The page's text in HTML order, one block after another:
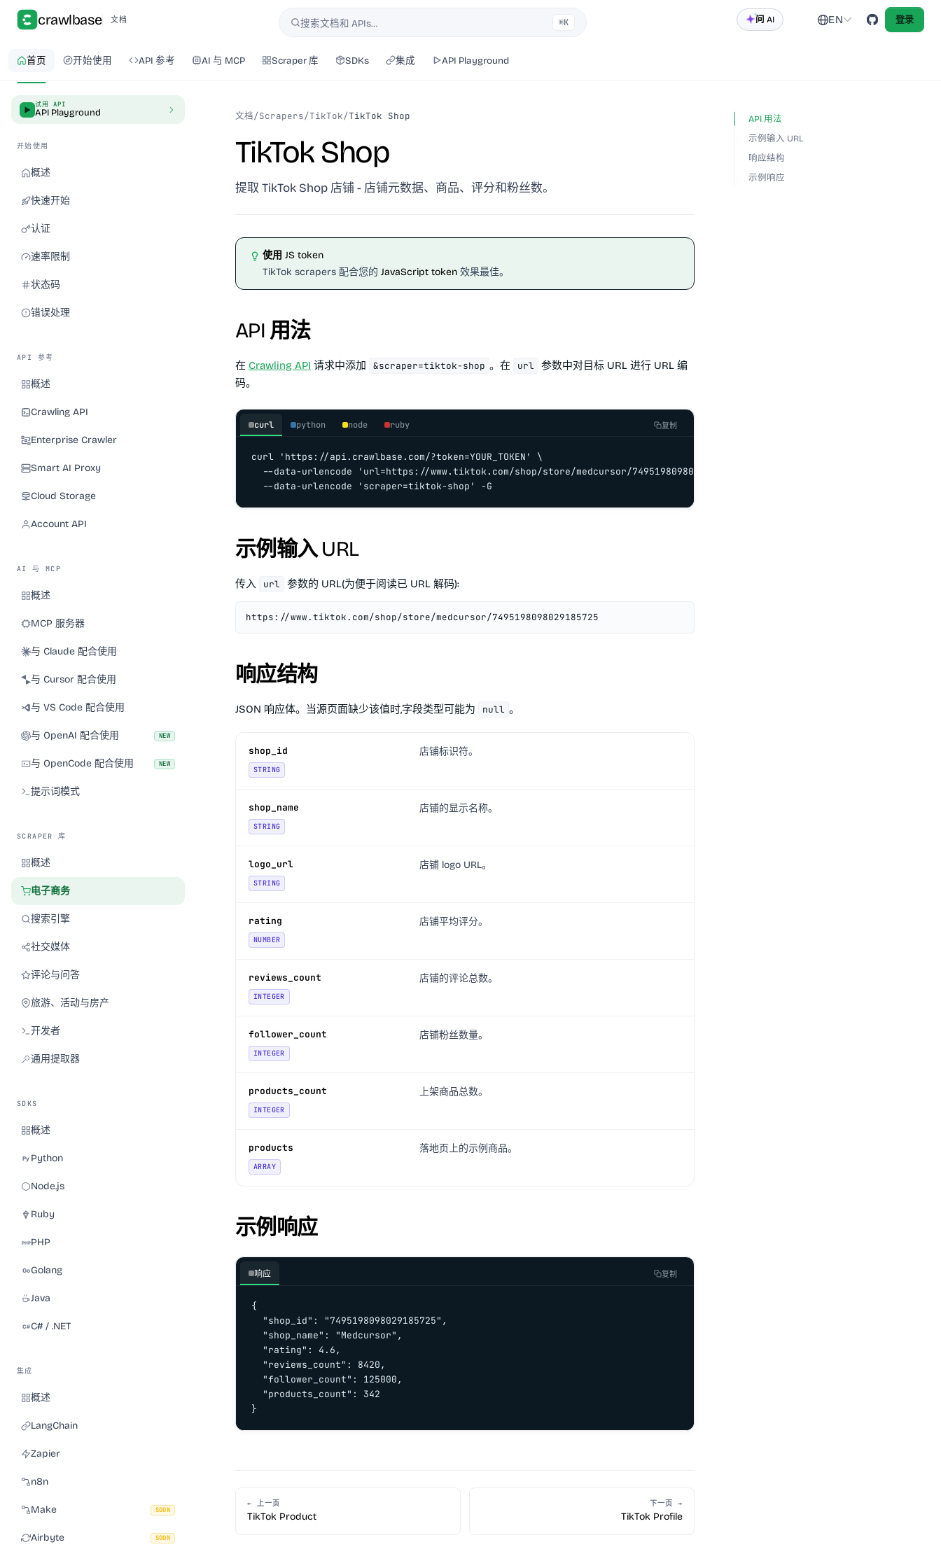
crawlbase 文档
搜索搜索文档和 APIs… ⌘K 问 AI EN 登录
首页 开始使用 API 参考 AI 与 MCP Scraper 库 SDKs 集成 API Playground
试用 API
API Playground
开始使用
概述
快速开始
认证
速率限制
状态码
错误处理
API 参考
概述
Crawling API
Enterprise Crawler
Smart AI Proxy
Cloud Storage
Account API
AI 与 MCP
概述
MCP 服务器
与 Claude 配合使用
与 Cursor 配合使用
与 VS Code 配合使用
与 OpenAI 配合使用 NEW
与 OpenCode 配合使用 NEW
提示词模式
SCRAPER 库
概述
电子商务
搜索引擎
社交媒体
评论与问答
旅游、活动与房产
开发者
通用提取器
SDKS
概述
Python
Node.js
Ruby
PHP
Golang
Java
C# / .NET
集成
概述
LangChain
Zapier
n8n
Make SOON
Airbyte SOON
文档/Scrapers/TikTok/TikTok Shop
TikTok Shop
提取 TikTok Shop 店铺 - 店铺元数据、商品、评分和粉丝数。
使用 JS token
TikTok scrapers 配合您的 JavaScript token 效果最佳。
API 用法
在 Crawling API 请求中添加 &scraper=tiktok-shop 。在 url
参数中对目标 URL 进行 URL 编
码。
curl python node ruby 复制
curl 'https://api.crawlbase.com/?token=YOUR_TOKEN' \
  --data-urlencode 'url=https://www.tiktok.com/shop/store/medcursor/7495198098029185725' \
  --data-urlencode 'scraper=tiktok-shop' -G
示例输入 URL
传入 url 参数的 URL(为便于阅读已 URL 解码):
https://www.tiktok.com/shop/store/medcursor/7495198098029185725
响应结构
JSON 响应体。当源页面缺少该值时,字段类型可能为 null 。
shop_id
STRING
店铺标识符。
shop_name
STRING
店铺的显示名称。
logo_url
STRING
店铺 logo URL。
rating
NUMBER
店铺平均评分。
reviews_count
INTEGER
店铺的评论总数。
follower_count
INTEGER
店铺粉丝数量。
products_count
INTEGER
上架商品总数。
products
ARRAY
落地页上的示例商品。
示例响应
响应 复制
{
  "shop_id": "7495198098029185725",
  "shop_name": "Medcursor",
  "rating": 4.6,
  "reviews_count": 8420,
  "follower_count": 125000,
  "products_count": 342
}
← 上一页
TikTok Product
下一页 →
TikTok Profile
API 用法
示例输入 URL
响应结构
示例响应